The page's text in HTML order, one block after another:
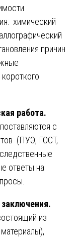
химический
причин
работа.
с
(ПУЭ, ГОСТ,
ответы на
из